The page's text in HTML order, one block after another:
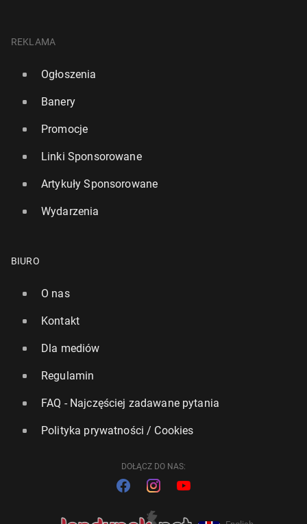
REKLAMA
Ogłoszenia
Banery
Promocje
Linki Sponsorowane
Artykuły Sponsorowane
Wydarzenia
BIURO
O nas
Kontakt
Dla mediów
Regulamin
FAQ - Najczęściej zadawane pytania
Polityka prywatności / Cookies
DOŁĄCZ DO NAS: